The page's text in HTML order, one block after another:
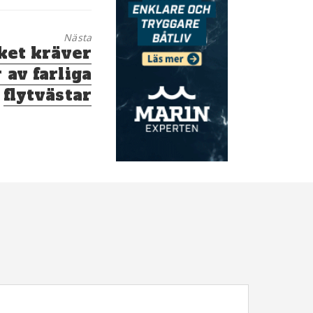
Nästa
kräver
av farliga
flytvästar